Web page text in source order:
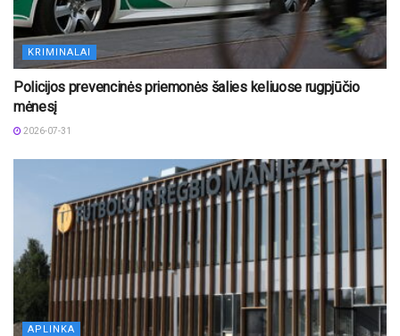
KRIMINALAI
Policijos prevencinės priemonės šalies keliuose rugpjūčio
mėnesį
2026-07-31
APLINKA